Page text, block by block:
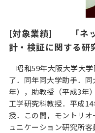
[対象業績] 「ネッ
計・検証に関する研
昭和59年大阪大学大
了．同年同大学助手．
年），助教授（平成3年
工学研究科教授．平成
授．この間，モントリ
ュニケーション研究所